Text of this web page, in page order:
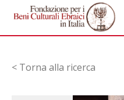
< Torna alla ricerca